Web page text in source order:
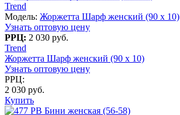
Trend
Модель: Жоржетта Шарф женский (90 x 10)
Узнать оптовую цену
РРЦ: 2 030 руб.
Trend
Жоржетта Шарф женский (90 x 10)
Узнать оптовую цену
РРЦ:
2 030 руб.
Купить